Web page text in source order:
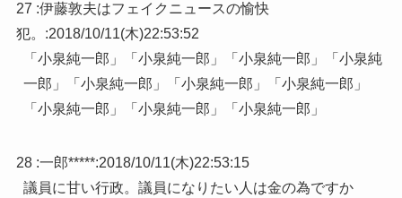
27 :伊藤敦夫はフェイクニュースの愉快
犯。 :2018/10/11(木)22:53:52
「小泉純一郎」「小泉純一郎」「小泉純一郎」「小泉純
一郎」「小泉純一郎」「小泉純一郎」「小泉純一郎」
「小泉純一郎」「小泉純一郎」「小泉純一郎」
28 :一郎*****:2018/10/11(木)22:53:15
議員に甘い行政。議員になりたい人は金の為ですか